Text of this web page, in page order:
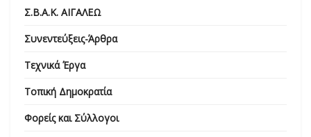
Σ.Β.Α.Κ. ΑΙΓΑΛΕΩ
Συνεντεύξεις-Άρθρα
Τεχνικά Έργα
Τοπική Δημοκρατία
Φορείς και Σύλλογοι